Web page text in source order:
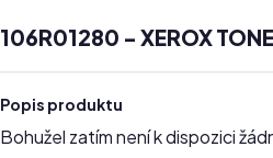
106R01280 - XEROX
Popis produktu
Bohužel zatím není k dispozici